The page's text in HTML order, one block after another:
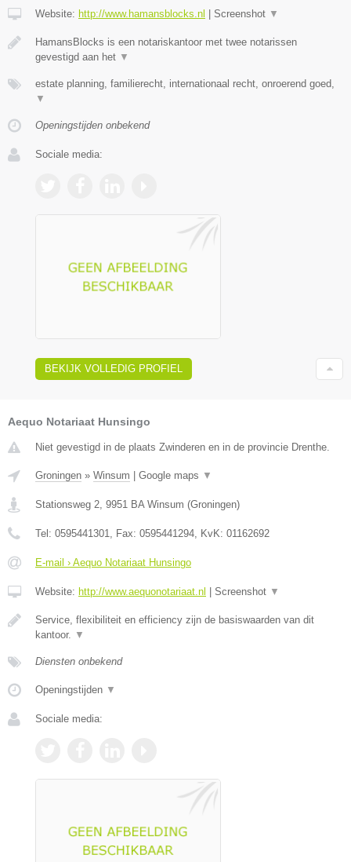
Website: http://www.hamansblocks.nl Screenshot ▼
HamansBlocks is een notariskantoor met twee notarissen
gevestigd aan het ▼
estate planning, familierecht, internationaal recht, onroerend goed,
▼
Openingstijden onbekend
Sociale media:
BEKIJK VOLLEDIG PROFIEL
Aequo Notariaat Hunsingo
Niet gevestigd in de plaats Zwinderen en in de provincie Drenthe.
Groningen » Winsum | Google maps ▼
Stationsweg 2 9951 BA Winsum (Groningen)
Tel: 0595441301 , Fax: 0595441294 , KvK: 01162692
E-mail › Aequo Notariaat Hunsingo
Website: http://www.aequonotariaat.nl | Screenshot ▼
Service, flexibiliteit en efficiency zijn de basiswaarden van dit
kantoor.
▼
Diensten onbekend
Openingstijden ▼
Sociale media: